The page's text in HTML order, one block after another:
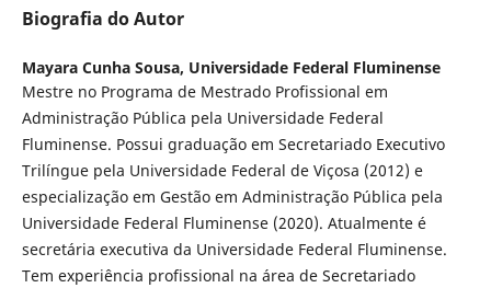
Biografia do Autor
Mayara Cunha Sousa, Universidade Federal Fluminense
Mestre no Programa de Mestrado Profissional em
Administração Pública pela Universidade Federal
Fluminense. Possui graduação em Secretariado Executivo
Trilíngue pela Universidade Federal de Viçosa (2012) e
especialização em Gestão em Administração Pública pela
Universidade Federal Fluminense (2020). Atualmente é
secretária executiva da Universidade Federal Fluminense.
Tem experiência profissional na área de Secretariado